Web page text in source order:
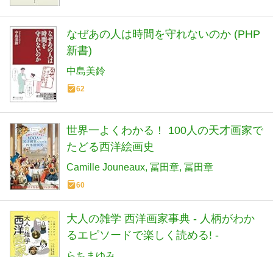
なぜあの人は時間を守れないのか (PHP
新書)
中島美鈴
62
世界一よくわかる！ 100人の天才画家で
たどる西洋絵画史
Camille Jouneaux 冨田章 冨田章
60
大人の雑学 西洋画家事典 - 人柄がわか
るエピソードで楽しく読める! -